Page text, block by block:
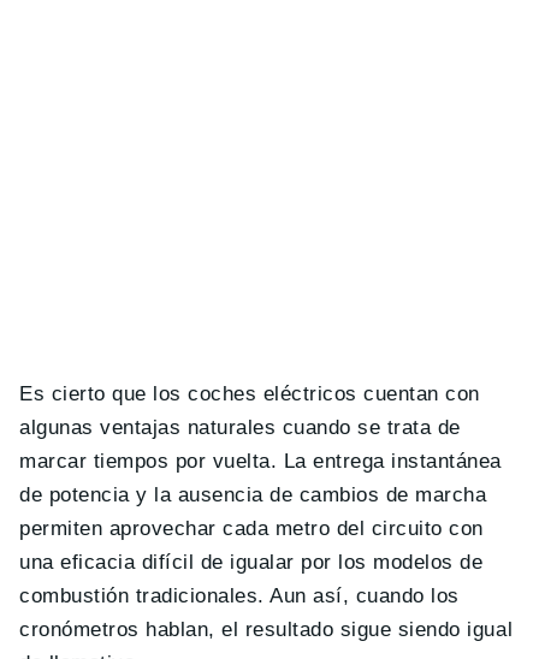
Es cierto que los coches eléctricos cuentan con
algunas ventajas naturales cuando se trata de
marcar tiempos por vuelta. La entrega instantánea
de potencia y la ausencia de cambios de marcha
permiten aprovechar cada metro del circuito con
una eficacia difícil de igualar por los modelos de
combustión tradicionales. Aun así, cuando los
cronómetros hablan, el resultado sigue siendo igual